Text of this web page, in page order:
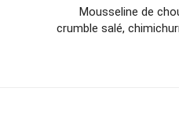
Mousseline de
crumble salé,